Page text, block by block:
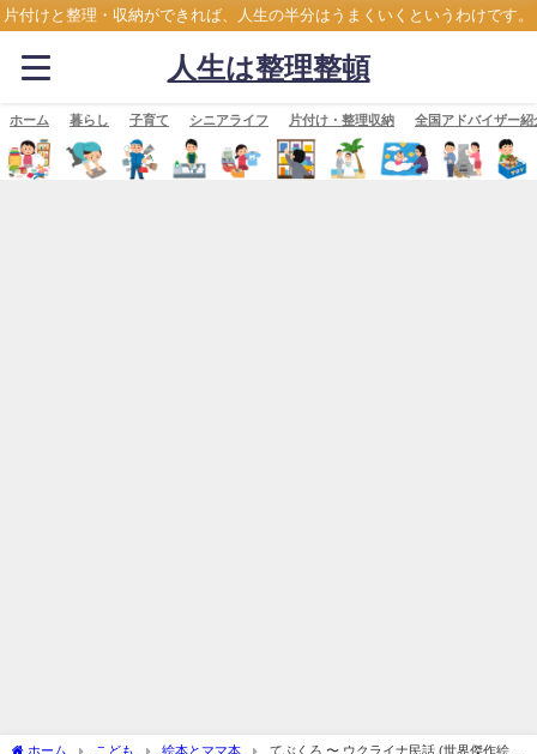
片付けと整理・収納ができれば、人生の半分はうまくいくというわけです。
人生は整理整頓
ホーム 暮らし 子育て シニアライフ 片付け・整理収納 全国アドバイザー紹
ホーム こども 絵本とママ本
てぶくろ 〜 ウクライナ民話 (世界傑作絵本